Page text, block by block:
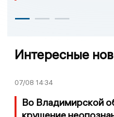
Интересные
07/08 14:34
Во Владимирской